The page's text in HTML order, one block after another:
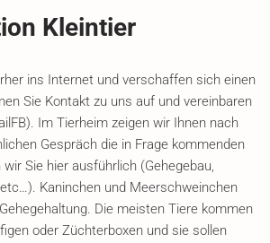
Kleintier
ins Internet und verschaffen sich einen
Sie Kontakt zu uns auf und vereinbaren
Im Tierheim zeigen wir Ihnen nach
Gespräch die in Frage kommenden
Sie hier ausführlich (Gehegebau,
Kaninchen und Meerschweinchen
Die meisten Tiere kommen
oder Züchterboxen und sie sollen